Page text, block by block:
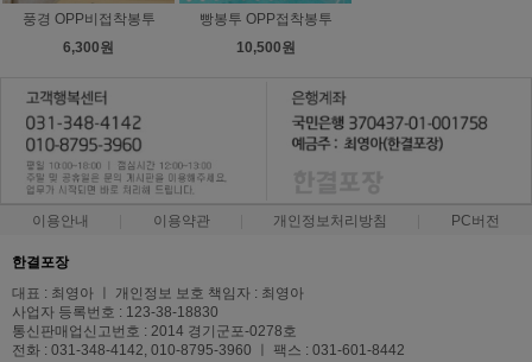
풍경 OPP비접착봉투
6,300원
빵봉투 OPP접착봉투
10,500원
이용안내 이용약관 개인정보처리방침 PC버전
한결포장
대표 : 최영아 ㅣ 개인정보 보호 책임자 : 최영아
사업자 등록번호 : 123-38-18830
통신판매업신고번호 : 2014 경기군포-0278호
전화 : 031-348-4142, 010-8795-3960 ㅣ 팩스 : 031-601-8442